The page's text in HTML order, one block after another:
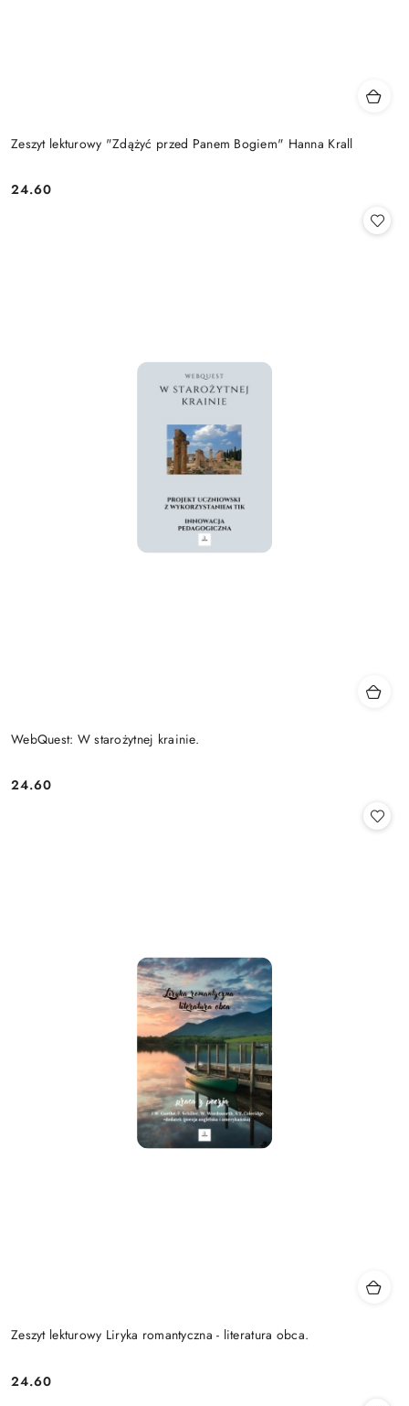
Zeszyt lekturowy "Zdążyć przed Panem Bogiem" Hanna Krall
Cena:
24.60
WebQuest: W starożytnej krainie.
Cena:
24.60
Zeszyt lekturowy Liryka romantyczna - literatura obca.
Cena:
24.60